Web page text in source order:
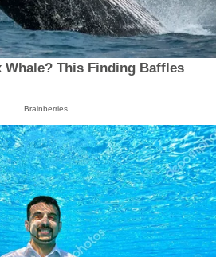
Whale? This Finding Baffles
Brainberries